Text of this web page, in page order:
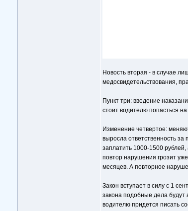
Новость вторая - в случае
медосвидетельствования,
Пункт три: введение
стоит водителю попасться
Изменение четвертое:
выросла ответственность
заплатить 1000-1500
повтор нарушения грозит
месяцев. А повторное
Закон вступает в силу с 1
закона подобные дела будут
водителю придется писать